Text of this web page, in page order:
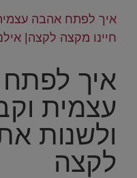
איך לפתח אהבה
חיינו מקצה לקצה|
איך
עצמית
ולשנות
לקצה